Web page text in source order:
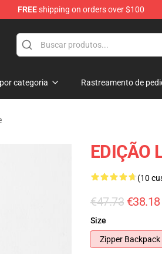
FREEshipping on orders over $100
categoria Rastreamento de
EDIÇÃO
(10
€47.73 €38.18
Size
Zipper